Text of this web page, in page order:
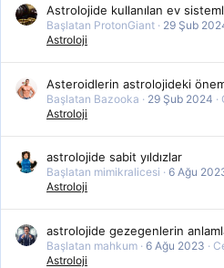
Astrolojide kullanılan ev
Başlatan ProtonGiant 29 Şub
Astroloji
Asteroidlerin astrolojideki
Başlatan Bazooka 29 Şub 2024
Astroloji
astrolojide sabit yıldızlar
Başlatan mimikralicesi 6 Ağu
Astroloji
astrolojide gezegenlerin
Başlatan mahkum 6 Ağu 2023
Astroloji